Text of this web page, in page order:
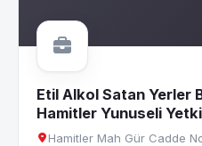
Etil Alkol Satan Yerler
Hamitler Yunuseli
Hamitler Mah Gür Cadde